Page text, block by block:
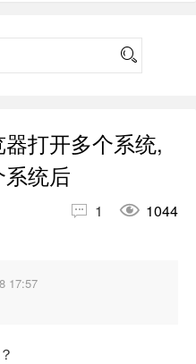
打开多个系统,
统后
 1  1044
17:57